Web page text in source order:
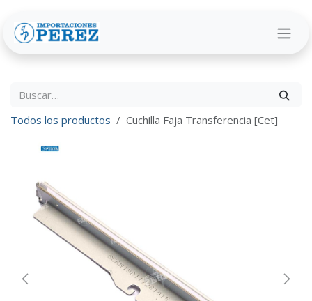
Todos los productos Cuchilla Faja Transferencia [Cet]